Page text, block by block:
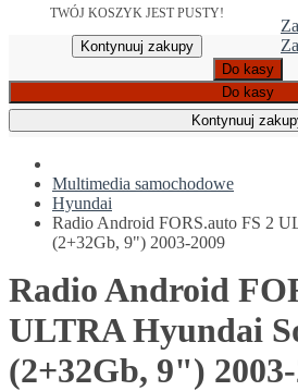
TWÓJ KOSZYK JEST PUSTY!
Kontynuuj zakupy
Do kasy
Do kasy
Kontynuuj
Multimedia samochodowe
Hyundai
Radio Android FORS.auto FS 2
(2+32Gb, 9") 2003-2009
Radio Android
ULTRA Hyundai
(2+32Gb, 9")